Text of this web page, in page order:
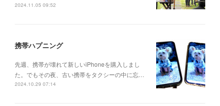
2024.11.05 09:52
携帯ハプニング
先週、携帯が壊れて新しいiPhoneを購入しまし
た。でもその夜、古い携帯をタクシーの中に忘…
2024.10.29 07:14